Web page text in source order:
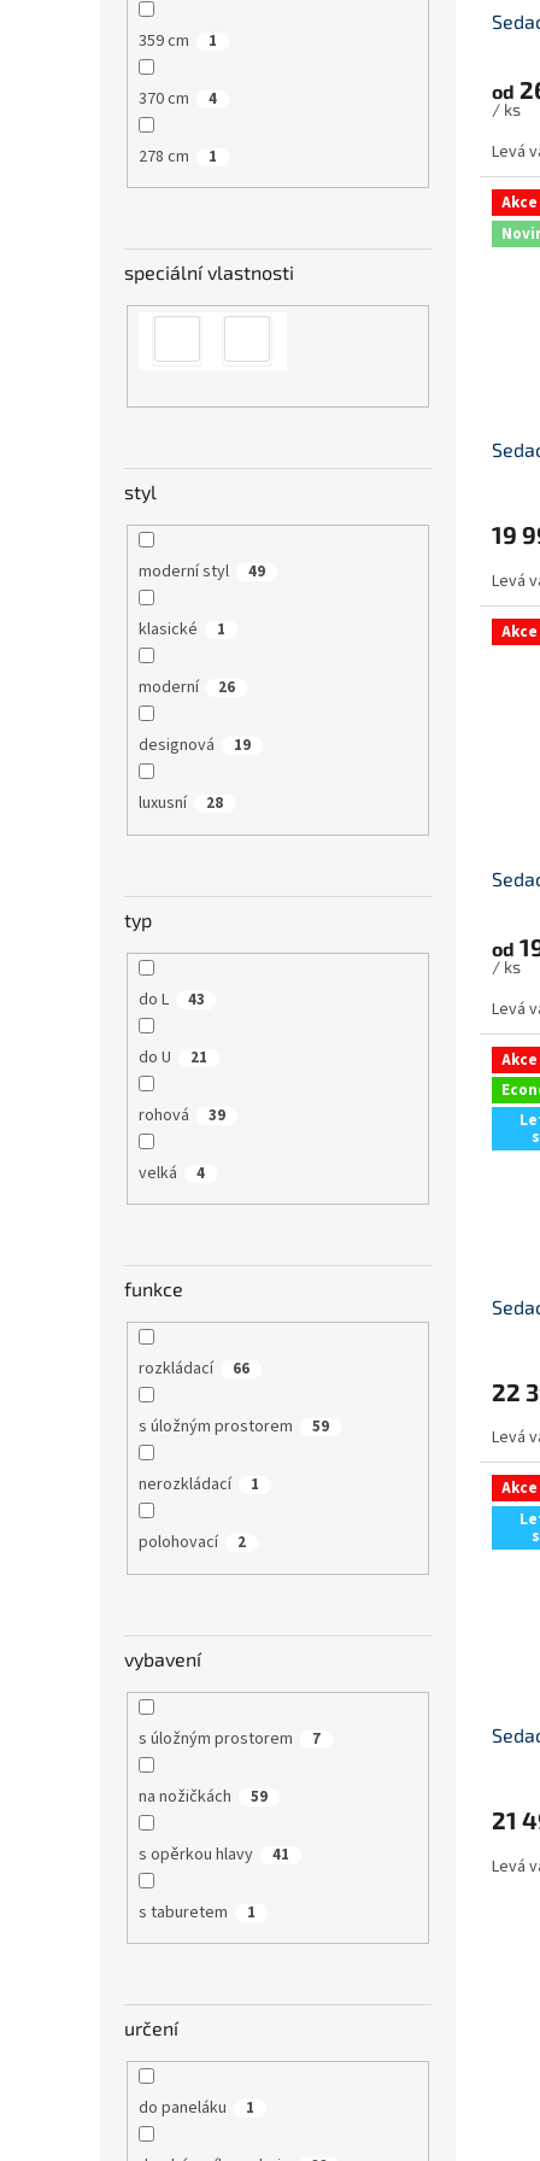
359 cm 1
370 cm 4
278 cm 1
speciální vlastnosti
styl
moderní styl 49
klasické 1
moderní 26
designová 19
luxusní 28
typ
do L 43
do U 21
rohová 39
velká 4
funkce
rozkládací 66
s úložným prostorem 59
nerozkládací 1
polohovací 2
vybavení
s úložným prostorem 7
na nožičkách 59
s opěrkou hlavy 41
s taburetem 1
určení
do paneláku 1
od
/ ks
Levá
Akce
19
Levá
Akce
od
/ ks
Levá
Akce
22
Levá
Akce
21
Levá